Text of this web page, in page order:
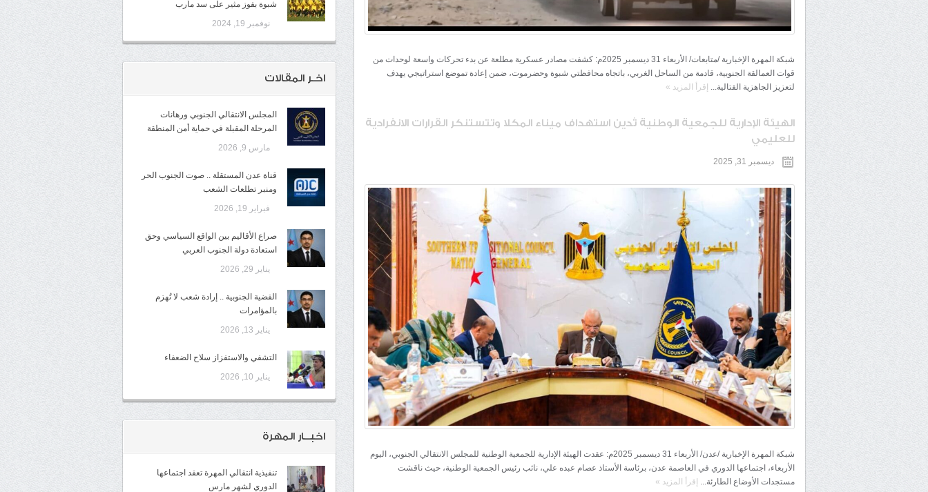
شبكة المهرة الإخبارية /متابعات/ الأربعاء 31 ديسمبر 2025م: كشفت مصادر عسكرية مطلعة عن بدء تحركات واسعة لوحدات من
قوات العمالقة الجنوبية، قادمة من الساحل الغربي، باتجاه محافظتي شبوة وحضرموت، ضمن إعادة تموضع استراتيجي يهدف
لتعزيز الجاهزية القتالية... إقرأ المزيد »
الهيئة الإدارية للجمعية الوطنية تُدين استهداف ميناء المكلا وتتستنكر القرارات الانفرادية
للعليمي
ديسمبر 31, 2025
شبكة المهرة الإخبارية /عدن/ الأربعاء 31 ديسمبر 2025م: عقدت الهيئة الإدارية للجمعية الوطنية للمجلس الانتقالي الجنوبي، اليوم
الأربعاء، اجتماعها الدوري في العاصمة عدن، برئاسة الأستاذ عصام عبده علي، نائب رئيس الجمعية الوطنية، حيث ناقشت
مستجدات الأوضاع الطارئة... إقرأ المزيد »
شبوة بفوز مثير على سد مأرب
نوفمبر 19, 2024
اخـر المقالات
المجلس الانتقالي الجنوبي ورهانات
المرحلة المقبلة في حماية أمن المنطقة
مارس 9, 2026
قناة عدن المستقلة .. صوت الجنوب الحر
ومنبر تطلعات الشعب
فبراير 19, 2026
صراع الأقاليم بين الواقع السياسي وحق
استعادة دولة الجنوب العربي
يناير 29, 2026
القضية الجنوبية .. إرادة شعب لا تُهزم
بالمؤامرات
يناير 13, 2026
التشفي والاستفزاز سلاح الضعفاء
يناير 10, 2026
اخبــار المهرة
تنفيذية انتقالي المهرة تعقد اجتماعها
الدوري لشهر مارس